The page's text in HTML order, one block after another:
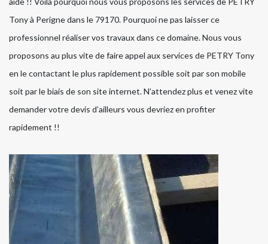
Tony à Perigne dans le 79170. Pourquoi ne pas laisser ce
professionnel réaliser vos travaux dans ce domaine. Nous vous
proposons au plus vite de faire appel aux services de PETRY Tony
en le contactant le plus rapidement possible soit par son mobile
soit par le biais de son site internet. N’attendez plus et venez vite
demander votre devis d’ailleurs vous devriez en profiter
rapidement !!